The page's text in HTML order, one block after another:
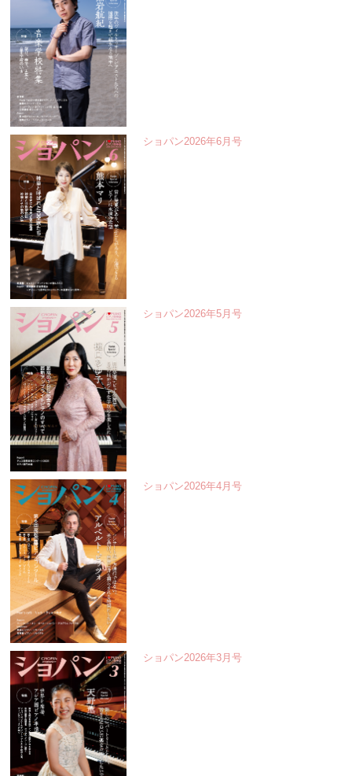
ショパン2026年6月号
ショパン2026年5月号
ショパン2026年4月号
ショパン2026年3月号